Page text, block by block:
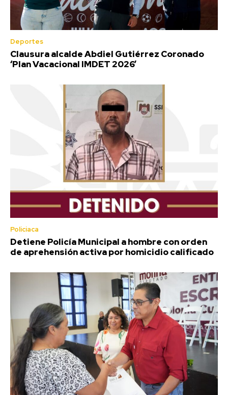
Deportes
Clausura alcalde Abdiel Gutiérrez Coronado
‘Plan Vacacional IMDET 2026’
Policiaca
Detiene Policía Municipal a hombre con orden
de aprehensión activa por homicidio calificado